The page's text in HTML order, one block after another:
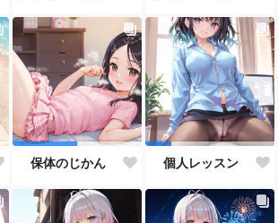
保体のじかん 個人レッスン